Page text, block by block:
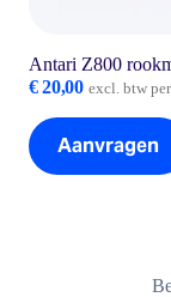
Antari Z800
€20,00 excl. btw
Aanvragen